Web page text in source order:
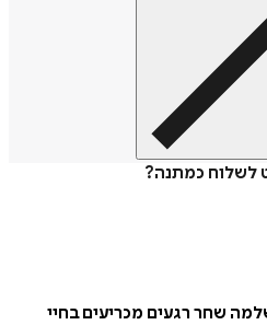
לשלוח כמתנה?
שחר רגעים מכריעים בחיי